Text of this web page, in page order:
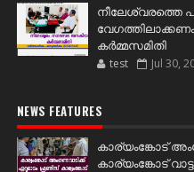
നീലേശ്വരത്തെ
കർമ്മസമിതി
test Jul 30,
NEWS FEATURES
കാര്യംങ്കോട്
കാര്യംങ്കോട്